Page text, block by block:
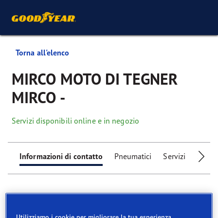
Torna all'elenco
MIRCO MOTO DI TEGNER
MIRCO -
Servizi disponibili online e in negozio
Informazioni di contatto Pneumatici Servizi